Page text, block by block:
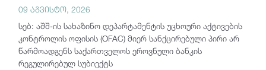
09 აგვისტო, 2026
სებ: აშშ-ის სახაზინო დეპარტამენტის უცხოური აქტივების
კონტროლის ოფისის (OFAC) მიერ სანქცირებული პირი არ
წარმოადგენს საქართველოს ეროვნული ბანკის
რეგულირებულ სუბიექტს